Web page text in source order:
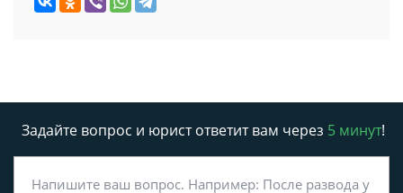
Задайте вопрос и юрист ответит вам через 5 минут!